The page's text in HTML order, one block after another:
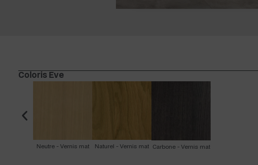
Coloris Eve
Neutre - Vernis mat Naturel - Vernis mat Carbone - Vernis mat